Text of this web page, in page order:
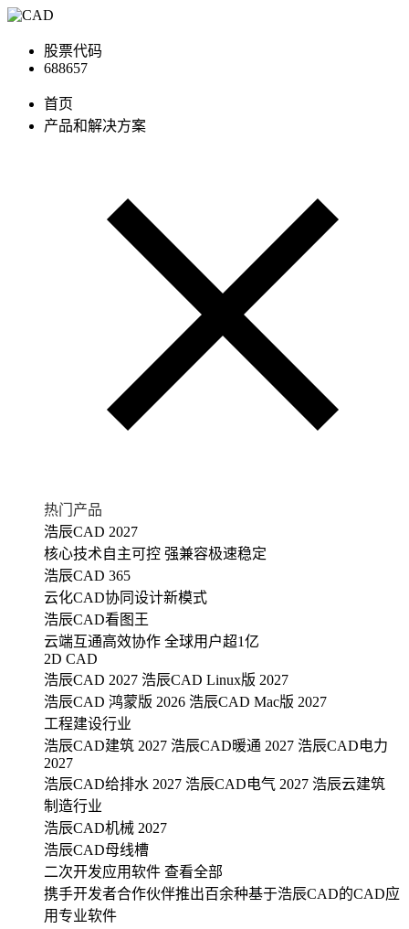
股票代码
688657
首页
产品和解决方案
热门产品
浩辰CAD 2027
核心技术自主可控 强兼容极速稳定
浩辰CAD 365
云化CAD协同设计新模式
浩辰CAD看图王
云端互通高效协作 全球用户超1亿
2D CAD
浩辰CAD 2027 浩辰CAD Linux版 2027
浩辰CAD 鸿蒙版 2026 浩辰CAD Mac版 2027
工程建设行业
浩辰CAD建筑 2027 浩辰CAD暖通 2027 浩辰CAD电力
2027
浩辰CAD给排水 2027 浩辰CAD电气 2027 浩辰云建筑
制造行业
浩辰CAD机械 2027
浩辰CAD母线槽
二次开发应用软件 查看全部
携手开发者合作伙伴推出百余种基于浩辰CAD的CAD应
用专业软件